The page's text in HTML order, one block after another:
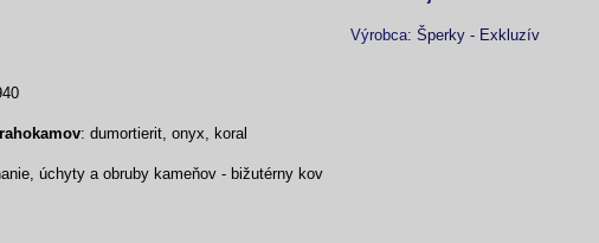
Výrobca: Šperky - Exkluzív
: dumortierit, onyx, koral
úchyty a obruby kameňov - bižutérny kov